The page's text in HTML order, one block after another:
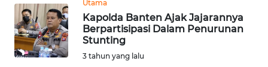
Utama
Kapolda Banten Ajak Jajarannya
Berpartisipasi Dalam Penurunan
Stunting
3 tahun yang lalu
WN
SULSEL
WN